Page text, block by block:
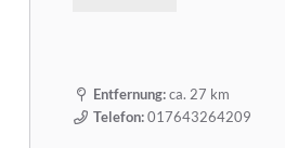
Entfernung:ca. 27 km
Telefon:017643264209